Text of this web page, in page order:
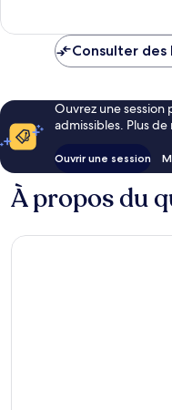
Consulter
Ouvrez une session
admissibles. Plus
Ouvrir une session
À propos du